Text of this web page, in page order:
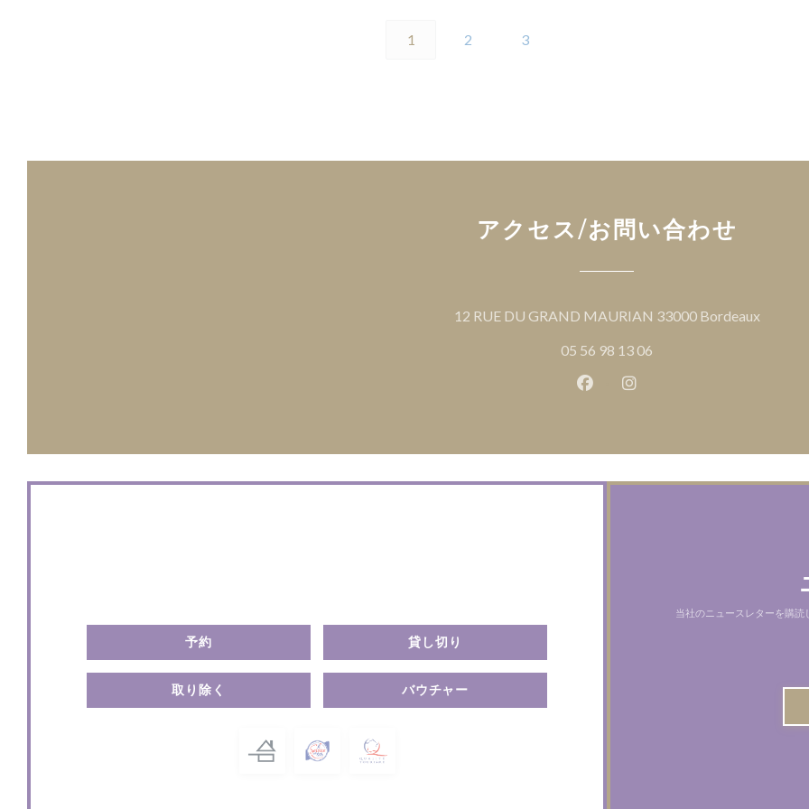
1 2 3
アクセス/お問い合わせ
12 RUE DU GRAND MAURIAN 33000 Bordeaux((新し
05 56 98 13 06
Facebook ((新しいウィンドウ
Instagram ((新しいウィ
予約 貸し切り
取り除く バウチャー
当社のニュースレターを購